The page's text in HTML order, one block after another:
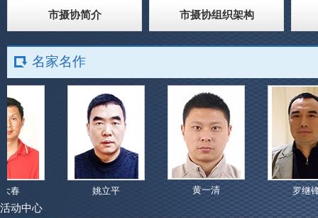
市摄协简介 市摄协组织架构
名家名作
姚立平 黄一清 罗继锋
活动中心